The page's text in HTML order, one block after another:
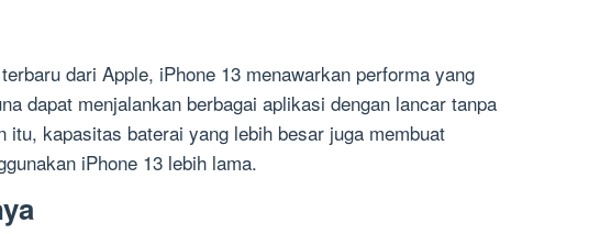
dari Apple, iPhone 13 menawarkan performa yang
dapat menjalankan berbagai aplikasi dengan lancar tanpa
itu, kapasitas baterai yang lebih besar juga membuat
iPhone 13 lebih lama.